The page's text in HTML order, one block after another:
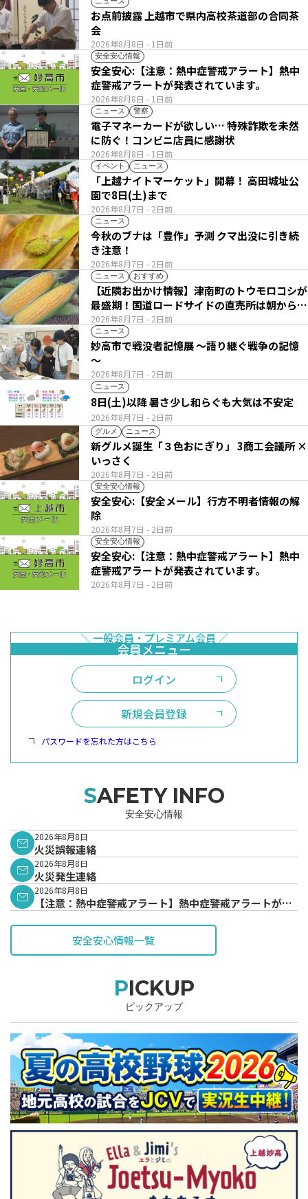
2026年8月8日 - 1日前
お点前披露 上越市で県内高校茶道部の合同茶
会
安全安心情報
2026年8月8日 - 1日前
安全安心:【注意：熱中症警戒アラート】熱中
症警戒アラートが発表されています。
ニュース 警察
2026年8月8日 - 1日前
電子マネーカードが欲しい… 特殊詐欺を未然
に防ぐ！コンビニ店員に感謝状
イベント ニュース
2026年8月7日 - 2日前
「上越ナイトマーケット」開幕！ 高田城址公
園で8日(土)まで
ニュース
2026年8月7日 - 2日前
今秋のブナは「豊作」予測 クマ出没に引き続
き注意！
ニュース おすすめ
2026年8月7日 - 2日前
【近隣お出かけ情報】津南町のトウモロコシが
最盛期！国道ロードサイドの直売所は朝から長
い列
ニュース
2026年8月7日 - 2日前
妙高市で戦没者記憶展 ～語り継ぐ戦争の記憶
～
ニュース
2026年8月7日 - 2日前
8日(土)以降 暑さ少し和らぐも大気は不安定
グルメ ニュース
2026年8月7日 - 2日前
新グルメ誕生「３色おにぎり」 3商工会議所 ×
いっさく
安全安心情報
2026年8月7日 - 2日前
安全安心:【安全メール】行方不明者情報の解
除
安全安心情報
2026年8月7日 - 2日前
安全安心:【注意：熱中症警戒アラート】熱中
症警戒アラートが発表されています。
ログイン
新規会員登録
パスワードを忘れた方はこちら
SAFETY INFO
安全安心情報
2026年8月8日
火災誤報連絡
2026年8月8日
火災発生連絡
2026年8月8日
【注意：熱中症警戒アラート】熱中症警戒アラートが発
安全安心情報一覧
PICKUP
ピックアップ